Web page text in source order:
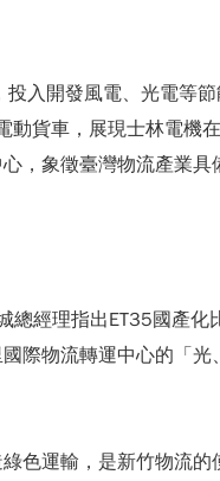
入開發風電、光電等
貨車，展現士林電機
，象徵臺灣物流產業
經理指出ET35國產化
際物流轉運中心的「光
色運輸，是新竹物流